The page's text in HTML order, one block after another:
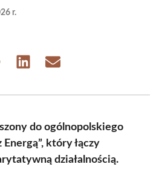
r.
Share Share
do ogólnopolskiego
który łączy
działalnością.